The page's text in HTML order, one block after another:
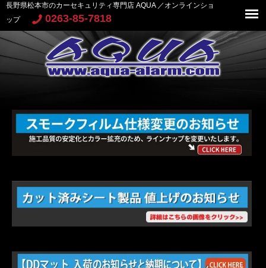
長野県松本市のカーセキュリティ専門店 AQUA ／オンラインショ
ップ
0263-85-7818